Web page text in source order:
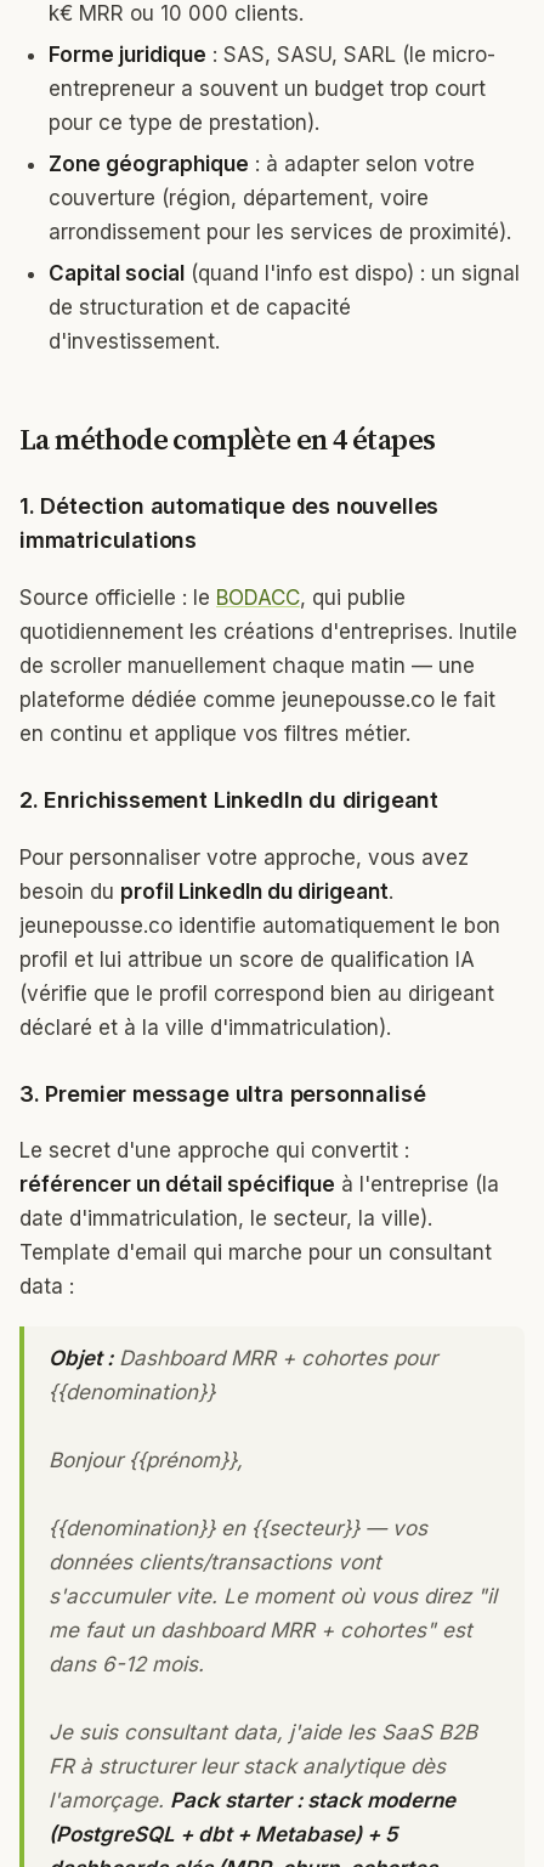
k€ MRR ou 10 000 clients.
Forme juridique : SAS, SASU, SARL (le micro-
entrepreneur a souvent un budget trop court
pour ce type de prestation).
Zone géographique : à adapter selon votre
couverture (région, département, voire
arrondissement pour les services de proximité).
Capital social (quand l'info est dispo) : un signal
de structuration et de capacité
d'investissement.
La méthode complète en 4 étapes
1. Détection automatique des nouvelles
immatriculations
Source officielle : le BODACC, qui publie
quotidiennement les créations d'entreprises. Inutile
de scroller manuellement chaque matin — une
plateforme dédiée comme jeunepousse.co le fait
en continu et applique vos filtres métier.
2. Enrichissement LinkedIn du dirigeant
Pour personnaliser votre approche, vous avez
besoin du profil LinkedIn du dirigeant.
jeunepousse.co identifie automatiquement le bon
profil et lui attribue un score de qualification IA
(vérifie que le profil correspond bien au dirigeant
déclaré et à la ville d'immatriculation).
3. Premier message ultra personnalisé
Le secret d'une approche qui convertit :
référencer un détail spécifique à l'entreprise (la
date d'immatriculation, le secteur, la ville).
Template d'email qui marche pour un consultant
data :
Objet :Dashboard MRR + cohortes pour
{{denomination}}
Bonjour {{prénom}},
{{denomination}} en {{secteur}} — vos
données clients/transactions vont
s'accumuler vite. Le moment où vous direz "il
me faut un dashboard MRR + cohortes" est
dans 6-12 mois.
Je suis consultant data, j'aide les SaaS B2B
FR à structurer leur stack analytique dès
l'amorçage. Pack starter : stack moderne
(PostgreSQL + dbt + Metabase) + 5